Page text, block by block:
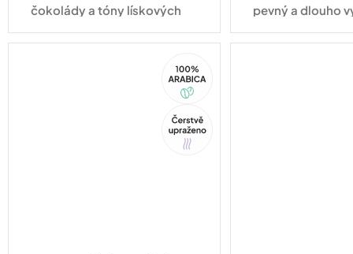
čokolády a tóny lískových
oříšků.
pevný a dlouho
pro každodenní
Tip
Arabica